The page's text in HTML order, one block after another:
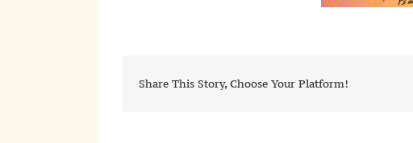
Share This Story, Choose Your Platform!